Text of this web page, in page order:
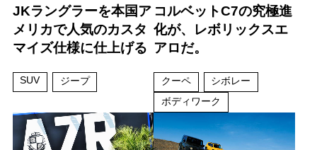
JKラングラーを本国ア
メリカで人気のカスタ
マイズ仕様に仕上げる
SUV ジープ
コルベットC7の究極進
化が、レボリックスエ
アロだ。
クーペ
シボレー
ボディワーク